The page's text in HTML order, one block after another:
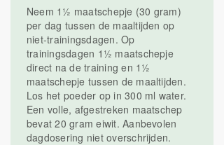
Neem 1½ maatschepje (30 gram)
per dag tussen de maaltijden op
niet-trainingsdagen. Op
trainingsdagen 1½ maatschepje
direct na de training en 1½
maatschepje tussen de maaltijden.
Los het poeder op in 300 ml water.
Een volle, afgestreken maatschep
bevat 20 gram eiwit. Aanbevolen
dagdosering niet overschrijden.